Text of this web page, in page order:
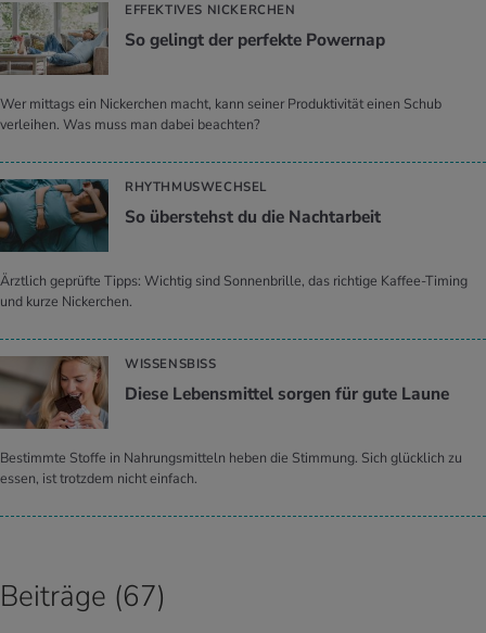
EFFEKTIVES NICKERCHEN
So ge­lingt der per­fek­te Power­nap
Wer mittags ein Nickerchen macht, kann seiner Produktivität einen Schub
verleihen. Was muss man dabei beachten?
RHYTHMUSWECHSEL
So über­stehst du die Nacht­ar­beit
Ärztlich geprüfte Tipps: Wichtig sind Sonnenbrille, das richtige Kaffee-Timing
und kurze Nickerchen.
WISSENSBISS
Diese Le­bens­mit­tel sor­gen für gute Laune
Bestimmte Stoffe in Nahrungsmitteln heben die Stimmung. Sich glücklich zu
essen, ist trotzdem nicht einfach.
Beiträge (67)